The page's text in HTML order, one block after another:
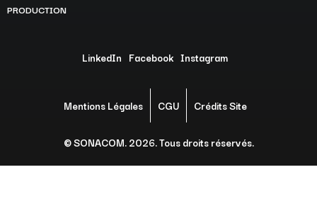
PRODUCTION
LinkedIn Facebook Instagram
Mentions Légales CGU Crédits Site
© SONACOM. 2026. Tous droits réservés.